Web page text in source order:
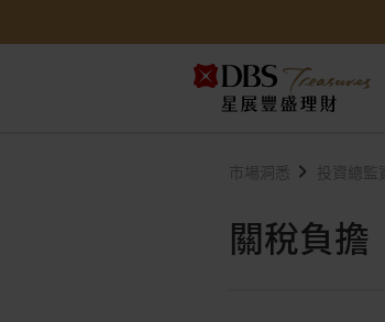
市場洞悉 投資總監
關稅負擔